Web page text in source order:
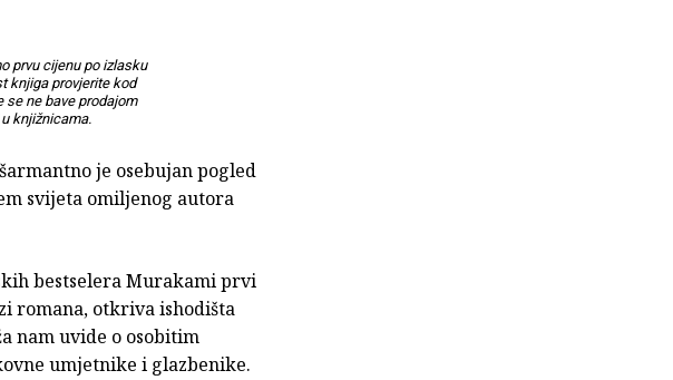
prvu cijenu po izlasku
knjiga provjerite kod
se ne bave prodajom
knjižnicama.
šarmantno je osebujan pogled
svijeta omiljenog autora
bestselera Murakami prvi
romana, otkriva ishodišta
nam uvide o osobitim
umjetnike i glazbenike.